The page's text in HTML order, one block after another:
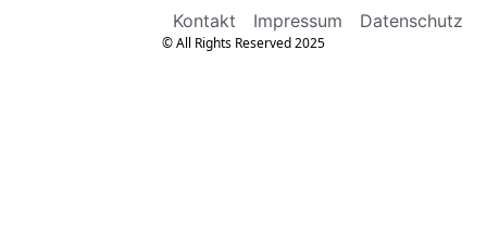
Kontakt Impressum Datenschutz
© All Rights Reserved 2025